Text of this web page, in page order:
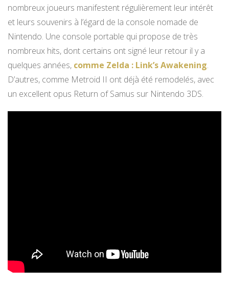
nombreux joueurs manifestent régulièrement leur intérêt
et leurs souvenirs à l’égard de la console nomade de
Nintendo. Une console portable qui propose de très
nombreux hits, dont certains ont signé leur retour il y a
quelques années, comme Zelda : Link’s Awakening.
D’autres, comme Metroid II ont déjà été remodelés, avec
un excellent opus Return of Samus sur Nintendo 3DS.